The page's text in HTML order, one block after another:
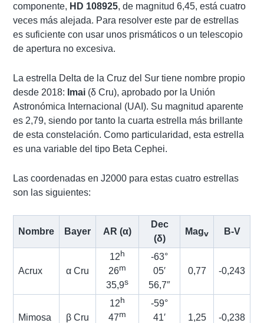
componente, HD 108925, de magnitud 6,45, está cuatro
veces más alejada. Para resolver este par de estrellas
es suficiente con usar unos prismáticos o un telescopio
de apertura no excesiva.
La estrella Delta de la Cruz del Sur tiene nombre propio
desde 2018: Imai (δ Cru), aprobado por la Unión
Astronómica Internacional (UAI). Su magnitud aparente
es 2,79, siendo por tanto la cuarta estrella más brillante
de esta constelación. Como particularidad, esta estrella
es una variable del tipo Beta Cephei.
Las coordenadas en J2000 para estas cuatro estrellas
son las siguientes:
Nombre Bayer AR (α)
Dec
(δ)
Magv B-V
Acrux α Cru
12h
26m
35,9s
-63°
05′
56,7″
0,77 -0,243
Mimosa β Cru
12h
47m
-59°
41′
1,25 -0,238